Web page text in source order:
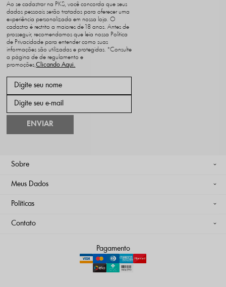
ENVIAR
Ao se cadastrar na PKS, você concorda que seus
dados pessoais serão tratados para oferecer uma
experiência personalizada em nossa loja. O
cadastro é restrito a maiores de 18 anos. Antes de
prosseguir, recomendamos que leia nossa Política
de Privacidade para entender como suas
informações são utilizadas e protegidas. *Consulte
a página de de regulamento e
promoções,
Sobre
Meus Dados
Políticas
Contato
Pagamento